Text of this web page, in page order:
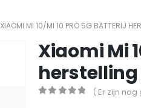
XIAOMI MI 10/MI 10 PRO 5G BATTERIJ
Xiaomi Mi
herstelling
( Er zijn